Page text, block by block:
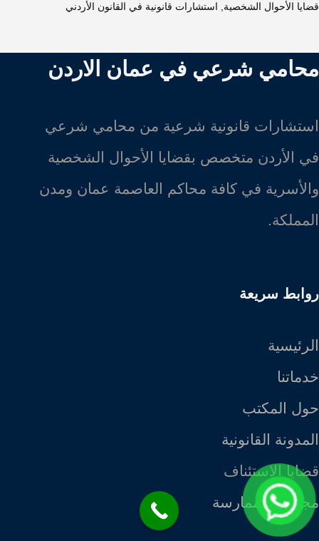
قضايا الأحوال الشخصية
استشارات قانونية في القانون الأردني
محامي شرعي في عمان الاردن
استشارات قانونية شرعية من محامي شرعي
في الأردن متخصص بقضايا الأحوال الشخصية
والأسرية في كافة محاكم العاصمة عمان ومدن
المملكة.
روابط سريعة
الرئيسية
خدماتنا
حول المكتب
المدونة القانونية
قضايا الاستئناف
مجالات الممارسة